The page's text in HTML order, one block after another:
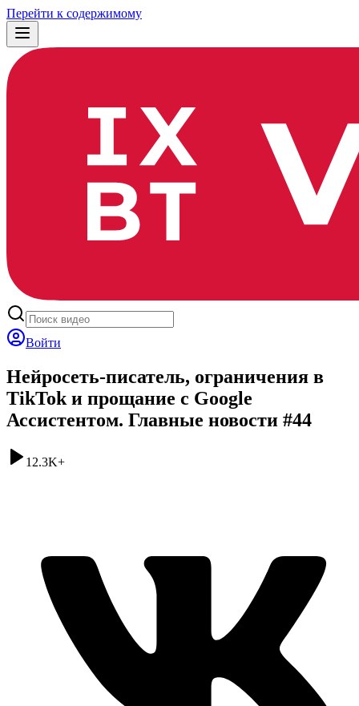
Перейти к содержимому
Войти
Нейросеть-писатель, ограничения в
TikTok и прощание с Google
Ассистентом. Главные новости #44
12.3K+